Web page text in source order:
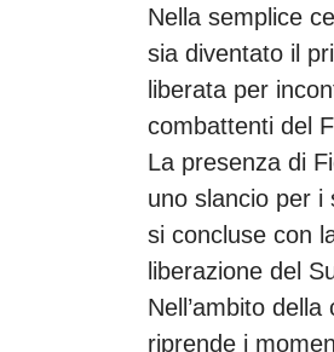
Nella semplice
sia diventato il
liberata per
combattenti del
La presenza di
uno slancio per i
si concluse con
liberazione del
Nell’ambito
riprende i